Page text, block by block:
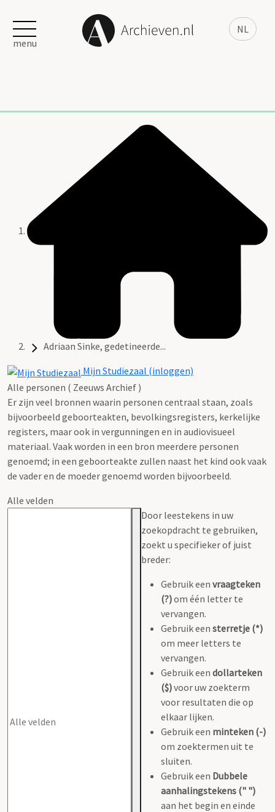
NL
menu
Adriaan Sinke, gedetineerde...
Mijn Studiezaal (inloggen)
Alle personen ( Zeeuws Archief )
Er zijn veel bronnen waarin personen centraal staan, zoals
bijvoorbeeld geboorteakten, bevolkingsregisters, kerkelijke
registers, maar ook in vergunningen en in audiovisueel
materiaal. Vaak worden in een bron meerdere personen
genoemd; in een geboorteakte zullen naast het kind ook vaak
de vader en de moeder genoemd worden bijvoorbeeld.
Alle velden
Door leestekens in uw
zoekopdracht te gebruiken,
zoekt u specifieker of juist
breder:
Gebruik een vraagteken
(?)om één letter te
vervangen.
Gebruik een sterretje (*)
om meer letters te
vervangen.
Gebruik een dollarteken
($)voor uw zoekterm
voor resultaten die op
elkaar lijken.
Gebruik een minteken (-)
om zoektermen uit te
sluiten.
Gebruik een Dubbele
aanhalingstekens (" ")
aan het begin en einde